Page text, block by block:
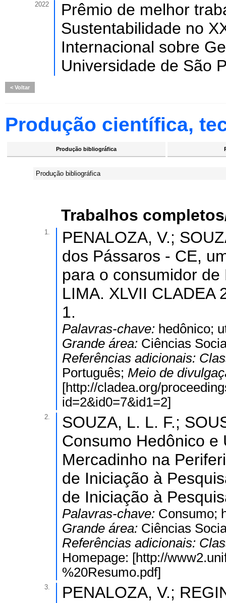
2022
Prêmio de melhor
Sustentabilidade no
Internacional sobre
Universidade de São
Voltar
Produção científica,
Produção bibliográfica
Produção bibliográfica
Trabalhos
1.
PENALOZA, V.;
dos Pássaros - CE,
para o consumidor
LIMA. XLVII CLADEA
1.
Palavras-chave: hedônico;
Grande área: Ciências
Referências adicionais:
Português; Meio de
[http://cladea.org/
id=2&id0=7&id1=2]
2.
SOUZA, L. L. F.;
Consumo Hedônico e
Mercadinho na
de Iniciação à
de Iniciação à
Palavras-chave: Consumo;
Grande área: Ciências
Referências adicionais:
Homepage: [http://
%20Resumo.pdf]
3.
PENALOZA, V.;